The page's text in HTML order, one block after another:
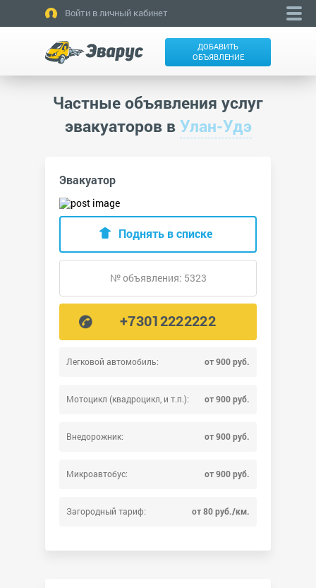
Войти в личный кабинет
ДОБАВИТЬ
ОБЪЯВЛЕНИЕ
Частные объявления услуг
эвакуаторов в Улан-Удэ
Эвакуатор
Легковой автомобиль: от 900 руб.
Мотоцикл (квадроцикл, и т.п.): от 900 руб.
Внедорожник: от 900 руб.
Микроавтобус: от 900 руб.
Загородный тариф: от 80 руб./км.
Поднять в списке
№ объявления: 5323
+73012222222